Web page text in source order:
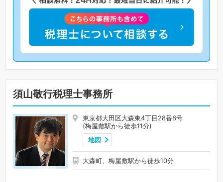
須山敬行税理士事務所
東京都大田区大森東4丁目28番8号
(梅屋敷駅から徒歩11分)
地図
大森町、梅屋敷駅から徒歩10分